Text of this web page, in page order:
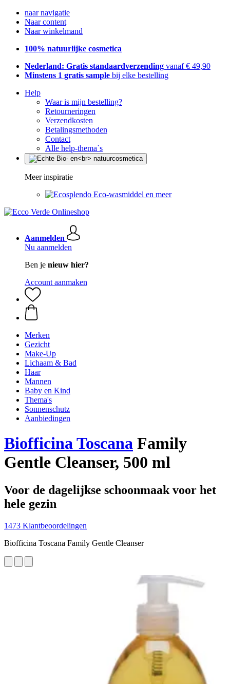
naar navigatie
Naar content
Naar winkelmand
100% natuurlijke cosmetica
Nederland: Gratis standaardverzending vanaf € 49,90
Minstens 1 gratis sample bij elke bestelling
Help
Waar is mijn bestelling?
Retourneringen
Verzendkosten
Betalingsmethoden
Contact
Alle help-thema`s
Meer inspiratie
Eco-wasmiddel en meer
Aanmelden
Nu aanmelden
Ben je nieuw hier?
Account aanmaken
Merken
Gezicht
Make-Up
Lichaam & Bad
Haar
Mannen
Baby en Kind
Thema's
Sonnenschutz
Aanbiedingen
Biofficina Toscana Family
Gentle Cleanser, 500 ml
Voor de dagelijkse schoonmaak voor het
hele gezin
1473 Klantbeoordelingen
Biofficina Toscana Family Gentle Cleanser